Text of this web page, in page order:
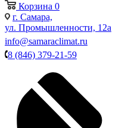
Корзина 0
г. Самара,
ул. Промышленности, 12а
info@samaraclimat.ru
8 (846) 379-21-59